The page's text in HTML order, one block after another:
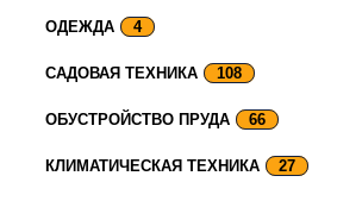
ОДЕЖДА 4
САДОВАЯ ТЕХНИКА 108
ОБУСТРОЙСТВО ПРУДА 66
КЛИМАТИЧЕСКАЯ ТЕХНИКА 27